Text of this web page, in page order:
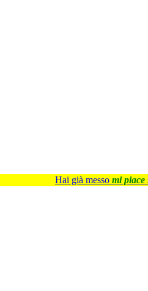
Hai già messo mi piace